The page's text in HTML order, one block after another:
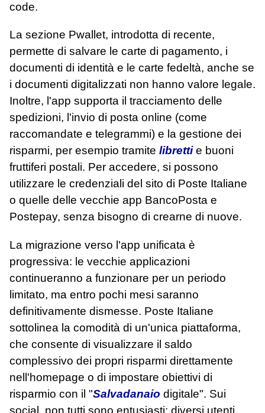
code.
La sezione Pwallet, introdotta di recente,
permette di salvare le carte di pagamento, i
documenti di identità e le carte fedeltà, anche se
i documenti digitalizzati non hanno valore legale.
Inoltre, l'app supporta il tracciamento delle
spedizioni, l'invio di posta online (come
raccomandate e telegrammi) e la gestione dei
risparmi, per esempio tramite librettie buoni
fruttiferi postali. Per accedere, si possono
utilizzare le credenziali del sito di Poste Italiane
o quelle delle vecchie app BancoPosta e
Postepay, senza bisogno di crearne di nuove.
La migrazione verso l'app unificata è
progressiva: le vecchie applicazioni
continueranno a funzionare per un periodo
limitato, ma entro pochi mesi saranno
definitivamente dismesse. Poste Italiane
sottolinea la comodità di un'unica piattaforma,
che consente di visualizzare il saldo
complessivo dei propri risparmi direttamente
nell'homepage o di impostare obiettivi di
risparmio con il "Salvadanaio digitale". Sui
social, non tutti sono entusiasti: diversi utenti